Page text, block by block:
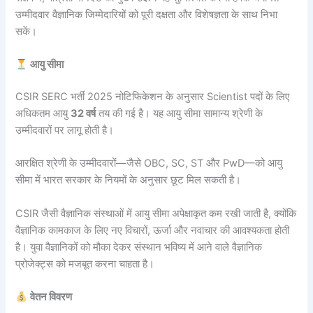
उम्मीदवार वैज्ञानिक जिम्मेदारियों को पूरी दक्षता और विशेषज्ञता के साथ निभा
सकें।
आयु सीमा
CSIR SERC भर्ती 2025 नोटिफिकेशन के अनुसार Scientist पदों के लिए
अधिकतम आयु 32 वर्षतय की गई है। यह आयु सीमा सामान्य श्रेणी के
उम्मीदवारों पर लागू होती है।
आरक्षित श्रेणी के उम्मीदवारों—जैसे OBC, SC, ST और PwD—को आयु
सीमा में भारत सरकार के नियमों के अनुसार छूट मिल सकती है।
CSIR जैसी वैज्ञानिक संस्थाओं में आयु सीमा अपेक्षाकृत कम रखी जाती है, क्योंकि
वैज्ञानिक कामकाज के लिए नए विचारों, ऊर्जा और नवाचार की आवश्यकता होती
है। युवा वैज्ञानिकों को मौका देकर संस्थान भविष्य में आने वाले वैज्ञानिक
प्रोजेक्ट्स को मजबूत करना चाहता है।
वेतन विवरण